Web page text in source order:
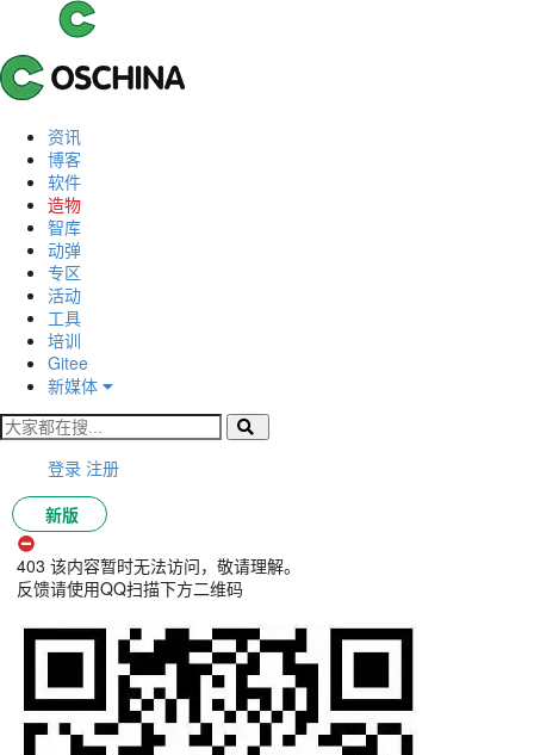
资讯
博客
软件
造物
智库
动弹
专区
活动
工具
培训
Gitee
新媒体
登录 注册
新版
403 该内容暂时无法访问，敬请理解。
反馈请使用QQ扫描下方二维码